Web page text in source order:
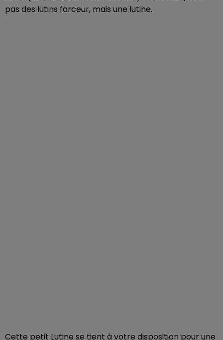
pas des lutins farceur, mais une lutine.
Cette petit Lutine se tient à votre disposition pour une